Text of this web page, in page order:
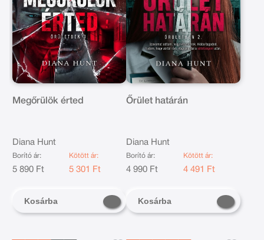
Megőrülök érted
Diana Hunt
Borító ár:
5 890 Ft
Kötött ár:
5 301 Ft
Kosárba
Őrület határán
Diana Hunt
Borító ár:
4 990 Ft
Kötött ár:
4 491 Ft
Kosárba